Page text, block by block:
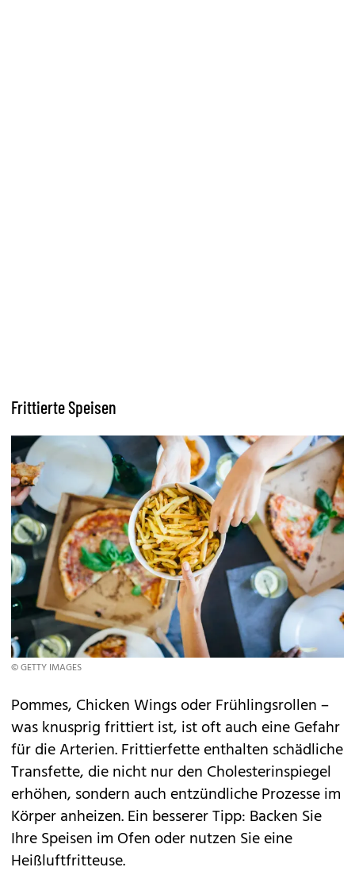
Frittierte Speisen
© GETTY IMAGES
Pommes, Chicken Wings oder Frühlingsrollen –
was knusprig frittiert ist, ist oft auch eine Gefahr
für die Arterien. Frittierfette enthalten schädliche
Transfette, die nicht nur den Cholesterinspiegel
erhöhen, sondern auch entzündliche Prozesse im
Körper anheizen. Ein besserer Tipp: Backen Sie
Ihre Speisen im Ofen oder nutzen Sie eine
Heißluftfritteuse.